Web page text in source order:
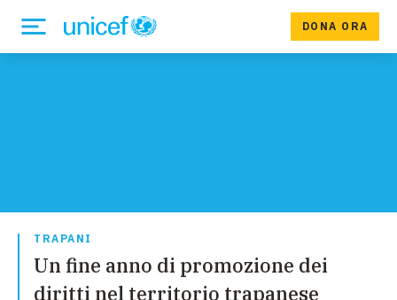
DONA ORA
TRAPANI
Un fine anno di promozione dei
diritti nel territorio trapanese